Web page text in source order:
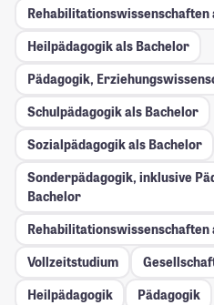
Rehabilitationswissenschaften
Heilpädagogik als Bachelor
Pädagogik,
Schulpädagogik als Bachelor
Sozialpädagogik als Bachelor
Sonderpädagogik, inklusive
Bachelor
Rehabilitationswissenschaften
Vollzeitstudium
Heilpädagogik
Pädagogik